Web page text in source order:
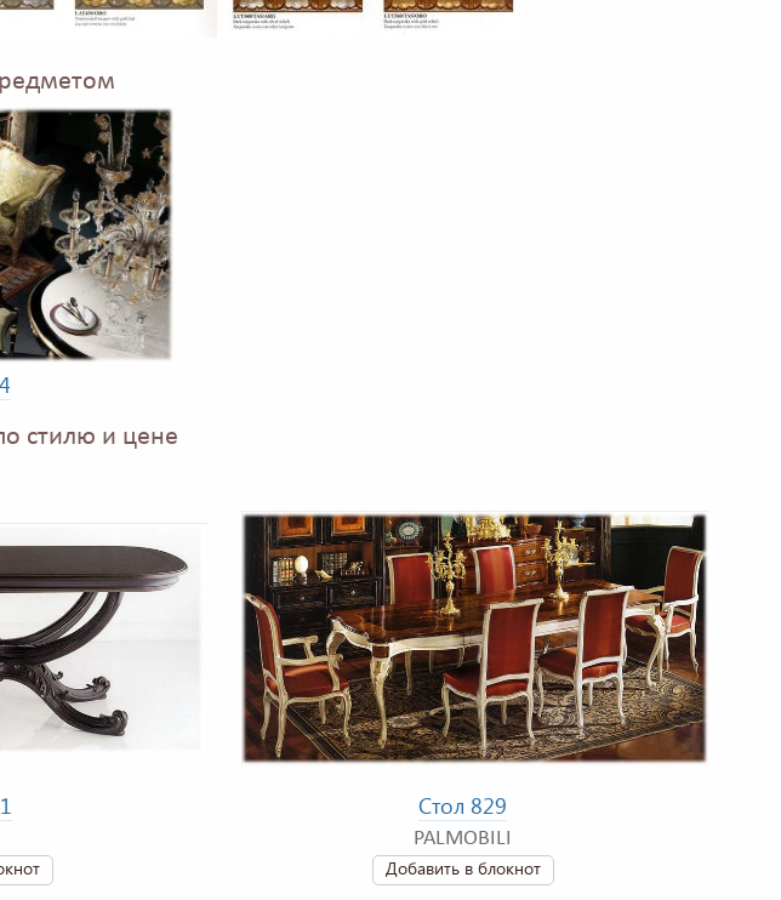
стилю и цене
Стол 829
PALMOBILI
Добавить в блокнот